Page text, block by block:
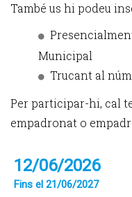
També us hi podeu
Municipal
Trucant al
Per participar-hi, cal
empadronat o
12/06/2026
Fins el 21/06/2027